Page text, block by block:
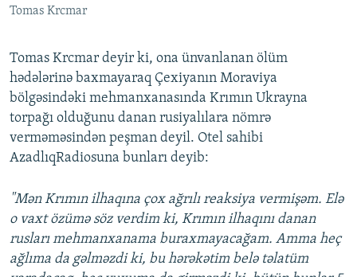
BIZIMLƏ ƏLAQƏ
Tomas Krcmar
Tomas Krcmar deyir ki, ona ünvanlanan ölüm
hədələrinə baxmayaraq Çexiyanın Moraviya
bölgəsindəki mehmanxanasında Krımın Ukrayna
torpağı olduğunu danan rusiyalılara nömrə
verməməsindən peşman deyil. Otel sahibi
AzadlıqRadiosuna bunları deyib:
"Mən Krımın ilhaqına çox ağrılı reaksiya vermişəm. Elə
o vaxt özümə söz verdim ki, Krımın ilhaqını danan
rusları mehmanxanama buraxmayacağam. Amma heç
ağlıma da gəlməzdi ki, bu hərəkətim belə təlatüm